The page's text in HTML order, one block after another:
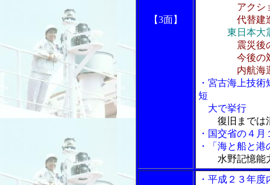
【3面】
アクション
代替建造促
東日本大
震災後
今後の対
内航海運
・宮古海上技
短
大で挙行
復旧までは
・国交省の４
・「海と船と
水野記憶
・平成２３年